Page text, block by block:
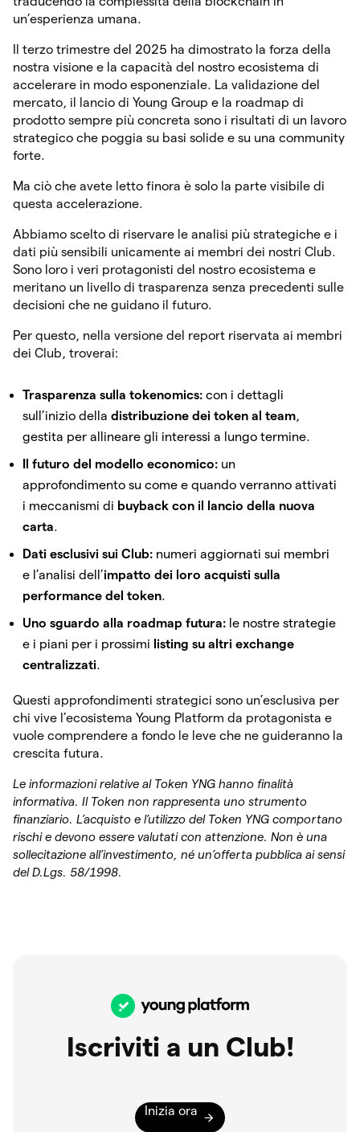
un’esperienza umana.
Il terzo trimestre del 2025 ha dimostrato la forza della
nostra visione e la capacità del nostro ecosistema di
accelerare in modo esponenziale. La validazione del
mercato, il lancio di Young Group e la roadmap di
prodotto sempre più concreta sono i risultati di un lavoro
strategico che poggia su basi solide e su una community
forte.
Ma ciò che avete letto finora è solo la parte visibile di
questa accelerazione.
Abbiamo scelto di riservare le analisi più strategiche e i
dati più sensibili unicamente ai membri dei nostri Club.
Sono loro i veri protagonisti del nostro ecosistema e
meritano un livello di trasparenza senza precedenti sulle
decisioni che ne guidano il futuro.
Per questo, nella versione del report riservata ai membri
dei Club, troverai:
Trasparenza sulla tokenomics: con i dettagli
sull’inizio della distribuzione dei token al team,
gestita per allineare gli interessi a lungo termine.
Il futuro del modello economico: un
approfondimento su come e quando verranno attivati
i meccanismi di buyback con il lancio della nuova
carta.
Dati esclusivi sui Club: numeri aggiornati sui membri
e l’analisi dell’impatto dei loro acquisti sulla
performance del token.
Uno sguardo alla roadmap futura: le nostre strategie
e i piani per i prossimi listing su altri exchange
centralizzati.
Questi approfondimenti strategici sono un’esclusiva per
chi vive l’ecosistema Young Platform da protagonista e
vuole comprendere a fondo le leve che ne guideranno la
crescita futura.
Le informazioni relative al Token YNG hanno finalità
informativa. Il Token non rappresenta uno strumento
finanziario. L’acquisto e l’utilizzo del Token YNG comportano
rischi e devono essere valutati con attenzione. Non è una
sollecitazione all’investimento, né un’offerta pubblica ai sensi
del D.Lgs. 58/1998.
Iscriviti a un Club!
Inizia ora